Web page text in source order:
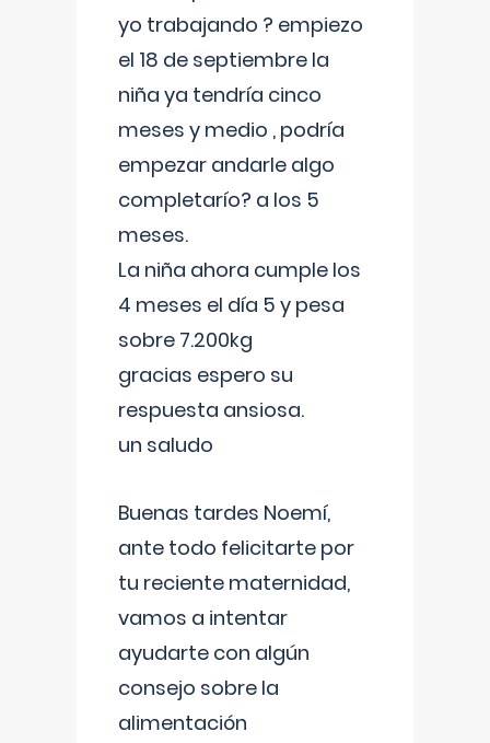
yo trabajando ? empiezo
el 18 de septiembre la
niña ya tendría cinco
meses y medio , podría
empezar andarle algo
completarío? a los 5
meses.
La niña ahora cumple los
4 meses el día 5 y pesa
sobre 7.200kg
gracias espero su
respuesta ansiosa.
un saludo
Buenas tardes Noemí,
ante todo felicitarte por
tu reciente maternidad,
vamos a intentar
ayudarte con algún
consejo sobre la
alimentación